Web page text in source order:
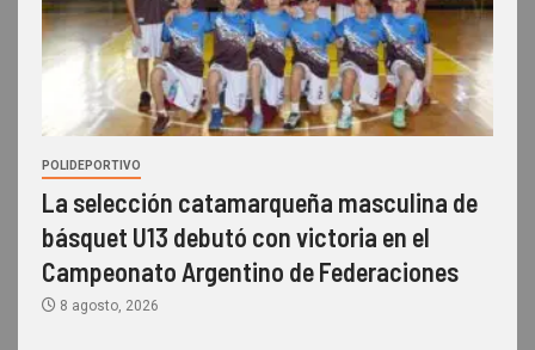
POLIDEPORTIVO
La selección catamarqueña masculina de
básquet U13 debutó con victoria en el
Campeonato Argentino de Federaciones
8 agosto, 2026